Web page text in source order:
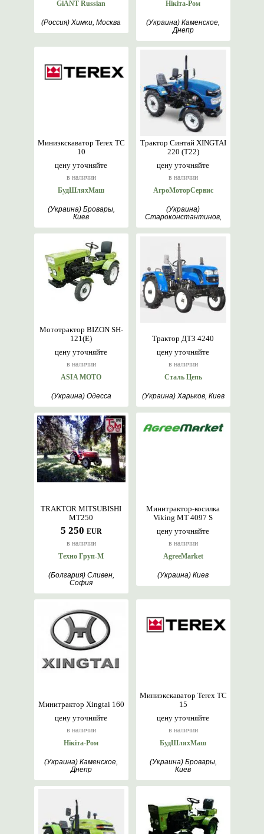
GiANT Russian
(Россия) Химки, Москва
Нікіта-Ром
(Украина) Каменское,
Днепр
цену уточняйте
в наличии
Миниэкскаватор Terex TC
10
БудШляхМаш
(Украина) Бровары,
Киев
цену уточняйте
в наличии
Трактор Синтай XINGTAI
220 (T22)
АгроМоторСервис
(Украина)
Староконстантинов,
цену уточняйте
в наличии
Мототрактор BIZON SH-
121(E)
ASIA MOTO
(Украина) Одесса
цену уточняйте
в наличии
Трактор ДТЗ 4240
Сталь Цепь
(Украина) Харьков, Киев
5 250 EUR
в наличии
TRAKTOR MITSUBISHI
МТ250
Техно Груп-М
(Болгария) Сливен,
София
цену уточняйте
в наличии
Минитрактор-косилка
Viking MT 4097 S
AgreeMarket
(Украина) Киев
цену уточняйте
в наличии
Минитрактор Xingtai 160
Нікіта-Ром
(Украина) Каменское,
Днепр
цену уточняйте
в наличии
Миниэкскаватор Terex TC
15
БудШляхМаш
(Украина) Бровары,
Киев